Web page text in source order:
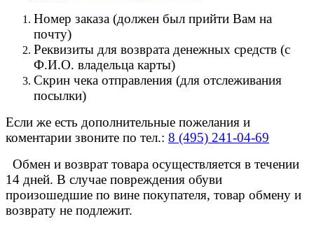
Номер заказа (должен был прийти Вам на
почту)
Реквизиты для возврата денежных средств (с
Ф.И.О. владельца карты)
Скрин чека отправления (для отслеживания
посылки)
Если же есть дополнительные пожелания и
коментарии звоните по тел.: 8 (495) 241-04-69
Обмен и возврат товара осуществляется в течении
14 дней. В случае повреждения обуви
произошедшие по вине покупателя, товар обмену и
возврату не подлежит.